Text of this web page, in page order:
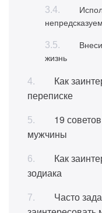
жизнь
Как
переписке
19
мужчины
Как
зодиака
Часто